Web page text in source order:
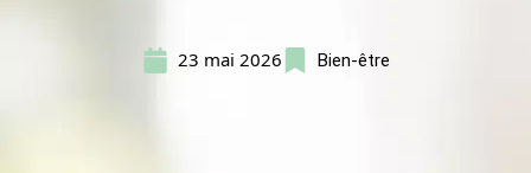
23 mai 2026 Bien-être